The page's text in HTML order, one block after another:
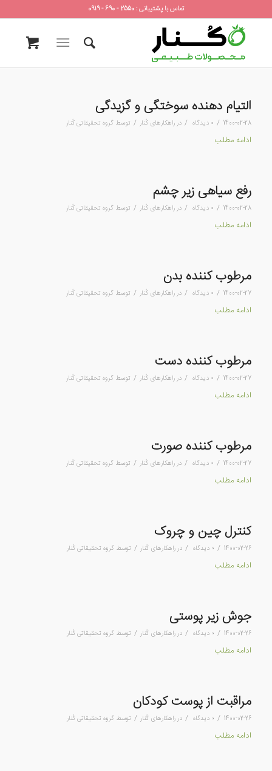
تماس با پشتیبانی : 2550 - 690 - 0919
التیام دهنده سوختگی و گزیدگی
1400-02-28
/ ۰ دیدگاه / در راهکارهای کُنار / توسط گروه تحقیقاتی کُنار
ادامه مطلب
رفع سیاهی زیر چشم
1400-02-28
/ ۰ دیدگاه / در راهکارهای کُنار / توسط گروه تحقیقاتی کُنار
ادامه مطلب
مرطوب کننده بدن
1400-02-27
/ ۰ دیدگاه / در راهکارهای کُنار / توسط گروه تحقیقاتی کُنار
ادامه مطلب
مرطوب کننده دست
1400-02-27
/ ۰ دیدگاه / در راهکارهای کُنار / توسط گروه تحقیقاتی کُنار
ادامه مطلب
مرطوب کننده صورت
1400-02-27
/ ۰ دیدگاه / در راهکارهای کُنار / توسط گروه تحقیقاتی کُنار
ادامه مطلب
کنترل چین و چروک
1400-02-26
/ ۰ دیدگاه / در راهکارهای کُنار / توسط گروه تحقیقاتی کُنار
ادامه مطلب
جوش زیر پوستی
1400-02-26
/ ۰ دیدگاه / در راهکارهای کُنار / توسط گروه تحقیقاتی کُنار
ادامه مطلب
مراقبت از پوست کودکان
1400-02-26
/ ۰ دیدگاه / در راهکارهای کُنار / توسط گروه تحقیقاتی کُنار
ادامه مطلب